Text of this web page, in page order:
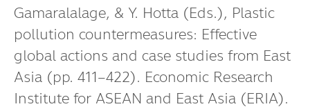
Gamaralalage, & Y. Hotta (Eds.), Plastic
pollution countermeasures: Effective
global actions and case studies from East
Asia (pp. 411–422). Economic Research
Institute for ASEAN and East Asia (ERIA).